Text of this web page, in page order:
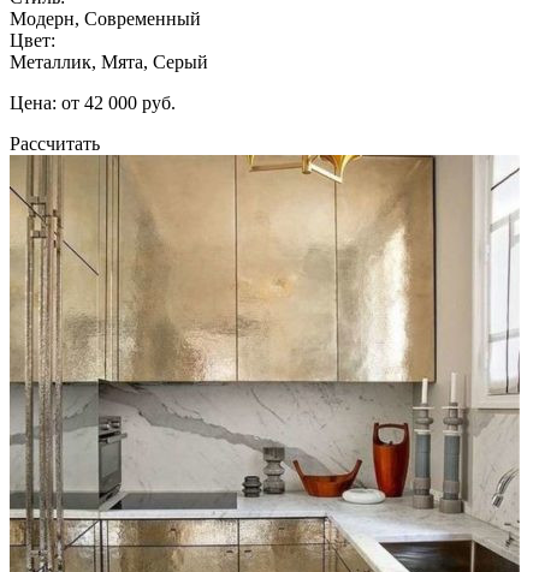
Модерн, Современный
Цвет:
Металлик, Мята, Серый
Цена: от 42 000 руб.
Рассчитать